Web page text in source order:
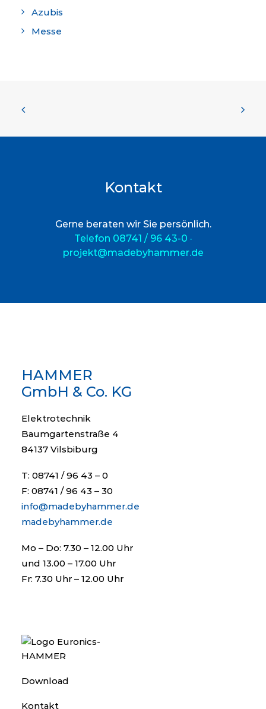
Azubis
Messe
Kontakt
Gerne beraten wir Sie persönlich.
Telefon 08741 / 96 43-0 ·
projekt@madebyhammer.de
HAMMER
GmbH & Co. KG
Elektrotechnik
Baumgartenstraße 4
84137 Vilsbiburg
T: 08741 / 96 43 – 0
F: 08741 / 96 43 – 30
info@madebyhammer.de
madebyhammer.de
Mo – Do: 7.30 – 12.00 Uhr
und 13.00 – 17.00 Uhr
Fr: 7.30 Uhr – 12.00 Uhr
Download
Kontakt